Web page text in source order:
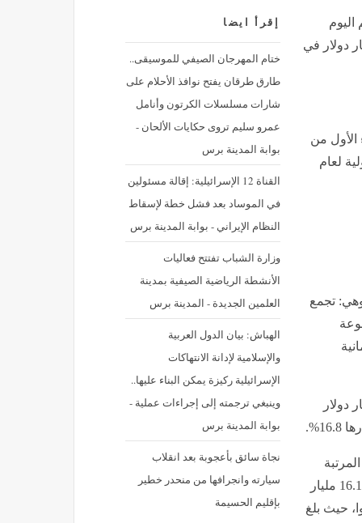
إقرأ ايضا
ختام المهرجان الصيفي للموسيقى..
طارق طرقان يفتح نوافذ الأحلام على
شارات مسلسلات الكرتون وأنامل
عمرو سليم تروى حكايات الألحان -
بوابة المدينة برس
القناة 12 الإسرائيلية: إقالة مسئولين
في الموساد بعد فشل خطة لإسقاط
النظام الإيراني - بوابة المدينة برس
وزارة الشباب تفتتح فعاليات
الأنشطة الرياضية الصيفية بمدينة
العلمين الجديدة - المدينة برس
الهباش: بيان الدول العربية
والإسلامية لإدانة الانتهاكات
الإسرائيلية ركيزة يمكن البناء عليها..
وينبغي ترجمته إلى إجراءات عملية -
بوابة المدينة برس
نجاة سائق بأعجوبة بعد انقلاب
سيارته وانجرافها من منحدر خطير
بإقليم الحسيمة
مصر إلى التجمعات الدولية بلغت 54.4 مليار دولار في
الأول من
لعام
وهي: تجمع
مصر إلى تلك التجمعات 54.4 مليار دولار
الأولى، حيث بلغت قيمتها 19.8 مليار دولار عام 2025، مقابل 16.1 مليار
تجمع الإسكوا، حيث بلغ